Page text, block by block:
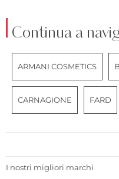
Continua a
ARMANI COSMETICS
CARNAGIONE FARD
I nostri migliori marchi